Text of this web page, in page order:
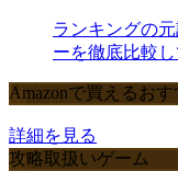
ランキングの
ーを徹底比較
Amazonで買えるお
詳細を見る
攻略取扱いゲーム